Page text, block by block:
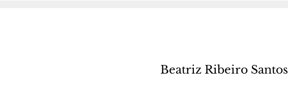
Beatriz Ribeiro Santos